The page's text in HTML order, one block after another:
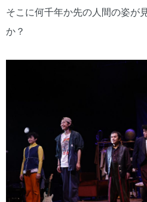
そこに何千年か先の人間の姿が
か？